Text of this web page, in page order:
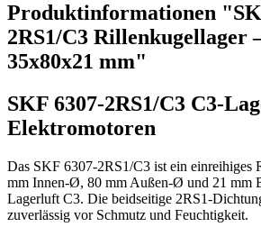
Produktinformationen
2RS1/C3 Rillenkugellager
35x80x21 mm"
SKF 6307-2RS1/C3 C3-
Elektromotoren
Das SKF 6307-2RS1/C3 ist ein einreihiges
mm Innen-Ø, 80 mm Außen-Ø und 21 mm
Lagerluft C3. Die beidseitige 2RS1-
zuverlässig vor Schmutz und Feuchtigkeit.